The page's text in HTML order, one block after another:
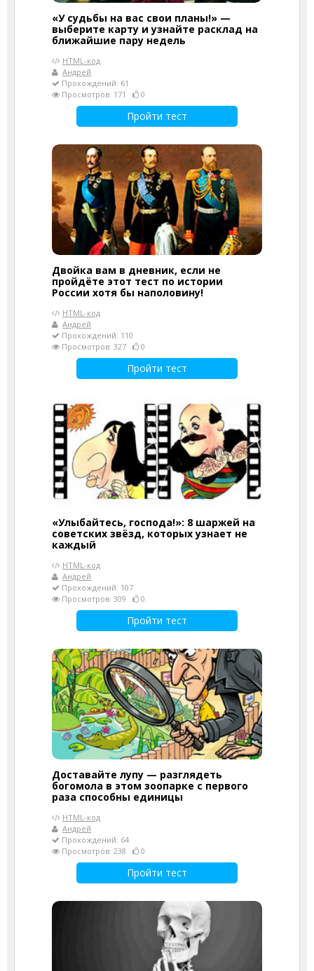
«У судьбы на вас свои планы!» —
выберите карту и узнайте расклад на
ближайшие пару недель
HTML-код
Андрей
Прохождений: 61
Просмотров: 171
0
Пройти тест
Двойка вам в дневник, если не
пройдёте этот тест по истории
России хотя бы наполовину!
HTML-код
Андрей
Прохождений: 110
Просмотров: 327
0
Пройти тест
«Улыбайтесь, господа!»: 8 шаржей на
советских звёзд, которых узнает не
каждый
HTML-код
Андрей
Прохождений: 107
Просмотров: 309
0
Пройти тест
Доставайте лупу — разглядеть
богомола в этом зоопарке с первого
раза способны единицы
HTML-код
Андрей
Прохождений: 64
Просмотров: 238
0
Пройти тест